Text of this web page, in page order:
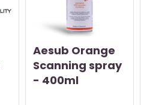
Aesub Orange
Scanning spray
- 400ml